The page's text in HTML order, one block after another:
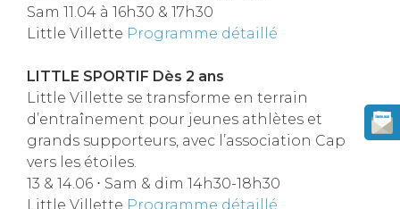
Sam 11.04 à 16h30 & 17h30
Little Villette Programme détaillé
LITTLE SPORTIF Dès 2 ans
Little Villette se transforme en terrain
d’entraînement pour jeunes athlètes et
grands supporteurs, avec l’association Cap
vers les étoiles.
13 & 14.06 ⋅ Sam & dim 14h30-18h30
Little Villette Programme détaillé